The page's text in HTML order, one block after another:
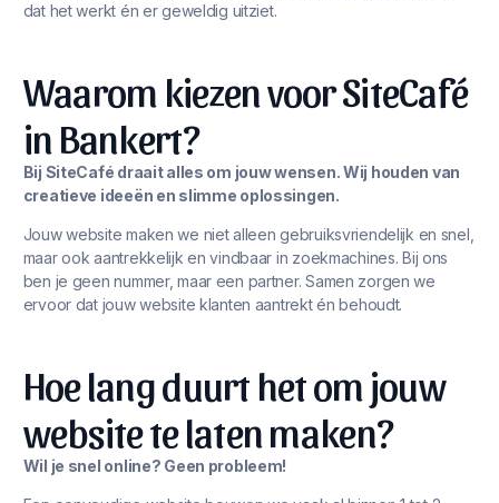
dat het werkt én er geweldig uitziet.
Waarom kiezen voor SiteCafé
in Bankert?
Bij SiteCafé draait alles om jouw wensen. Wij houden van
creatieve ideeën en slimme oplossingen.
Jouw website maken we niet alleen gebruiksvriendelijk en snel,
maar ook aantrekkelijk en vindbaar in zoekmachines. Bij ons
ben je geen nummer, maar een partner. Samen zorgen we
ervoor dat jouw website klanten aantrekt én behoudt.
Hoe lang duurt het om jouw
website te laten maken?
Wil je snel online? Geen probleem!